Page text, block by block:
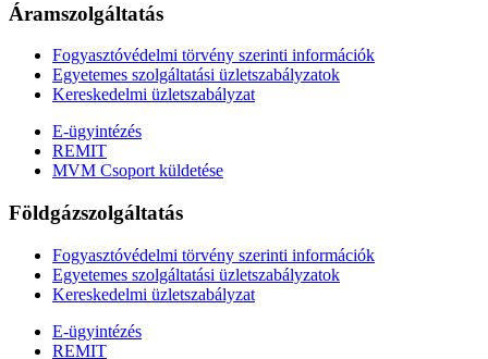
Áramszolgáltatás
Fogyasztóvédelmi törvény szerinti információk
Egyetemes szolgáltatási üzletszabályzatok
Kereskedelmi üzletszabályzat
E-ügyintézés
REMIT
MVM Csoport küldetése
Földgázszolgáltatás
Fogyasztóvédelmi törvény szerinti információk
Egyetemes szolgáltatási üzletszabályzatok
Kereskedelmi üzletszabályzat
E-ügyintézés
REMIT